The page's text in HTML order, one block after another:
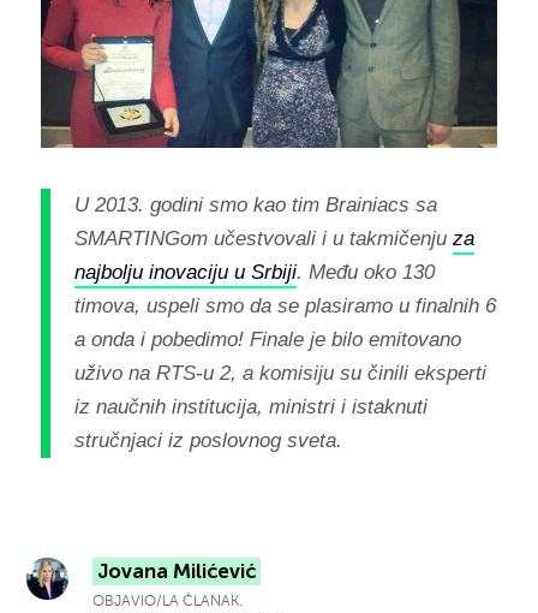
U 2013. godini smo kao tim Brainiacs sa
SMARTINGom učestvovali i u takmičenju za
najbolju inovaciju u Srbiji. Među oko 130
timova, uspeli smo da se plasiramo u finalnih 6
a onda i pobedimo! Finale je bilo emitovano
uživo na RTS-u 2, a komisiju su činili eksperti
iz naučnih institucija, ministri i istaknuti
stručnjaci iz poslovnog sveta.
Jovana Milićević
OBJAVIO/LA ČLANAK.